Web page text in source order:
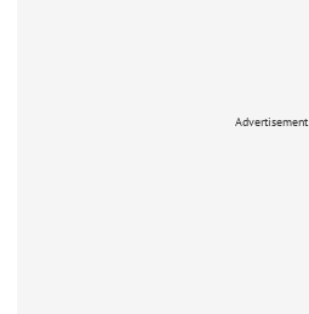
Advertisement